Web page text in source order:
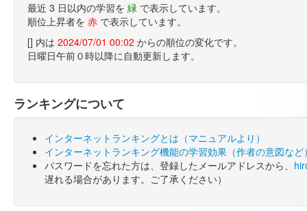
最近 3 日以内の学習を 緑 で表示しています。
順位上昇者を 赤 で表示しています。
[] 内は 2024/07/01 00:02 からの順位の変化です。
日曜日午前０時以降に自動更新します。
ランキングについて
インターネットランキングとは（マニュアルより）
インターネットランキング機能の学習効果（作者の意図など
パスワードを忘れた方は、登録したメールアドレスから、
遅れる場合があります。ご了承ください）